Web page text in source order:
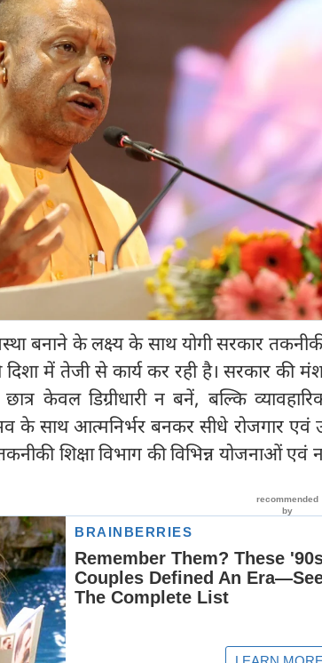
बनाने के लक्ष्य के साथ योगी सरकार
में तेजी से कार्य कर रही है। सरकार की
केवल डिग्रीधारी न बनें, बल्कि
साथ आत्मनिर्भर बनकर सीधे रोजगार एवं
शिक्षा विभाग की विभिन्न योजनाओं एवं